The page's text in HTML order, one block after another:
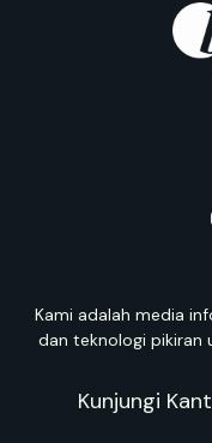
Kami adalah media
dan teknologi pikiran
Kunjungi